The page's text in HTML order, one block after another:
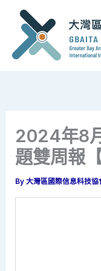
content
2024年8
題雙周報
By大灣區國際信息科技協